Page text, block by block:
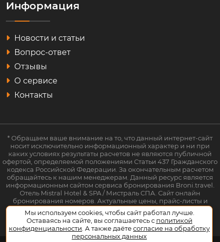
Информация
Новости и статьи
Вопрос-ответ
Отзывы
О сервисе
Контакты
* Обращаем ваше внимание на то, что данный интернет-сайт
носит исключительно информационный характер и ни при
каких условиях результаты расчетов не являются публичной
офертой, определяемой положениями Статьи 437 Гражданского
кодекса Российской Федерации. За окончательным расчетом
обращайтесь к нашим менеджерам. Данный ресурс является
информационным сайтом сервиса бронирования Broni.travel.
Отель Mistral Hotel & SPA / Мистраль СПА. Сайт онлайн
бронирования номеров. Актуальные цены, прайс-листы и
наличие мест. Акции и спецпредложения. Выгодное
бронирование. Индивидуальный менеджер. Не является
официальным сайтом объекта размещения.
Мы используем cookies, чтобы сайт работал лучше.
Оставаясь на сайте, вы соглашаетесь с политикой
конфиденциальности . А также даётесогласие на обработку
персональных данных